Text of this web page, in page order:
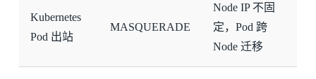
Kubernetes
Pod 出站
MASQUERADE
Node IP 不固
定，Pod 跨
Node 迁移